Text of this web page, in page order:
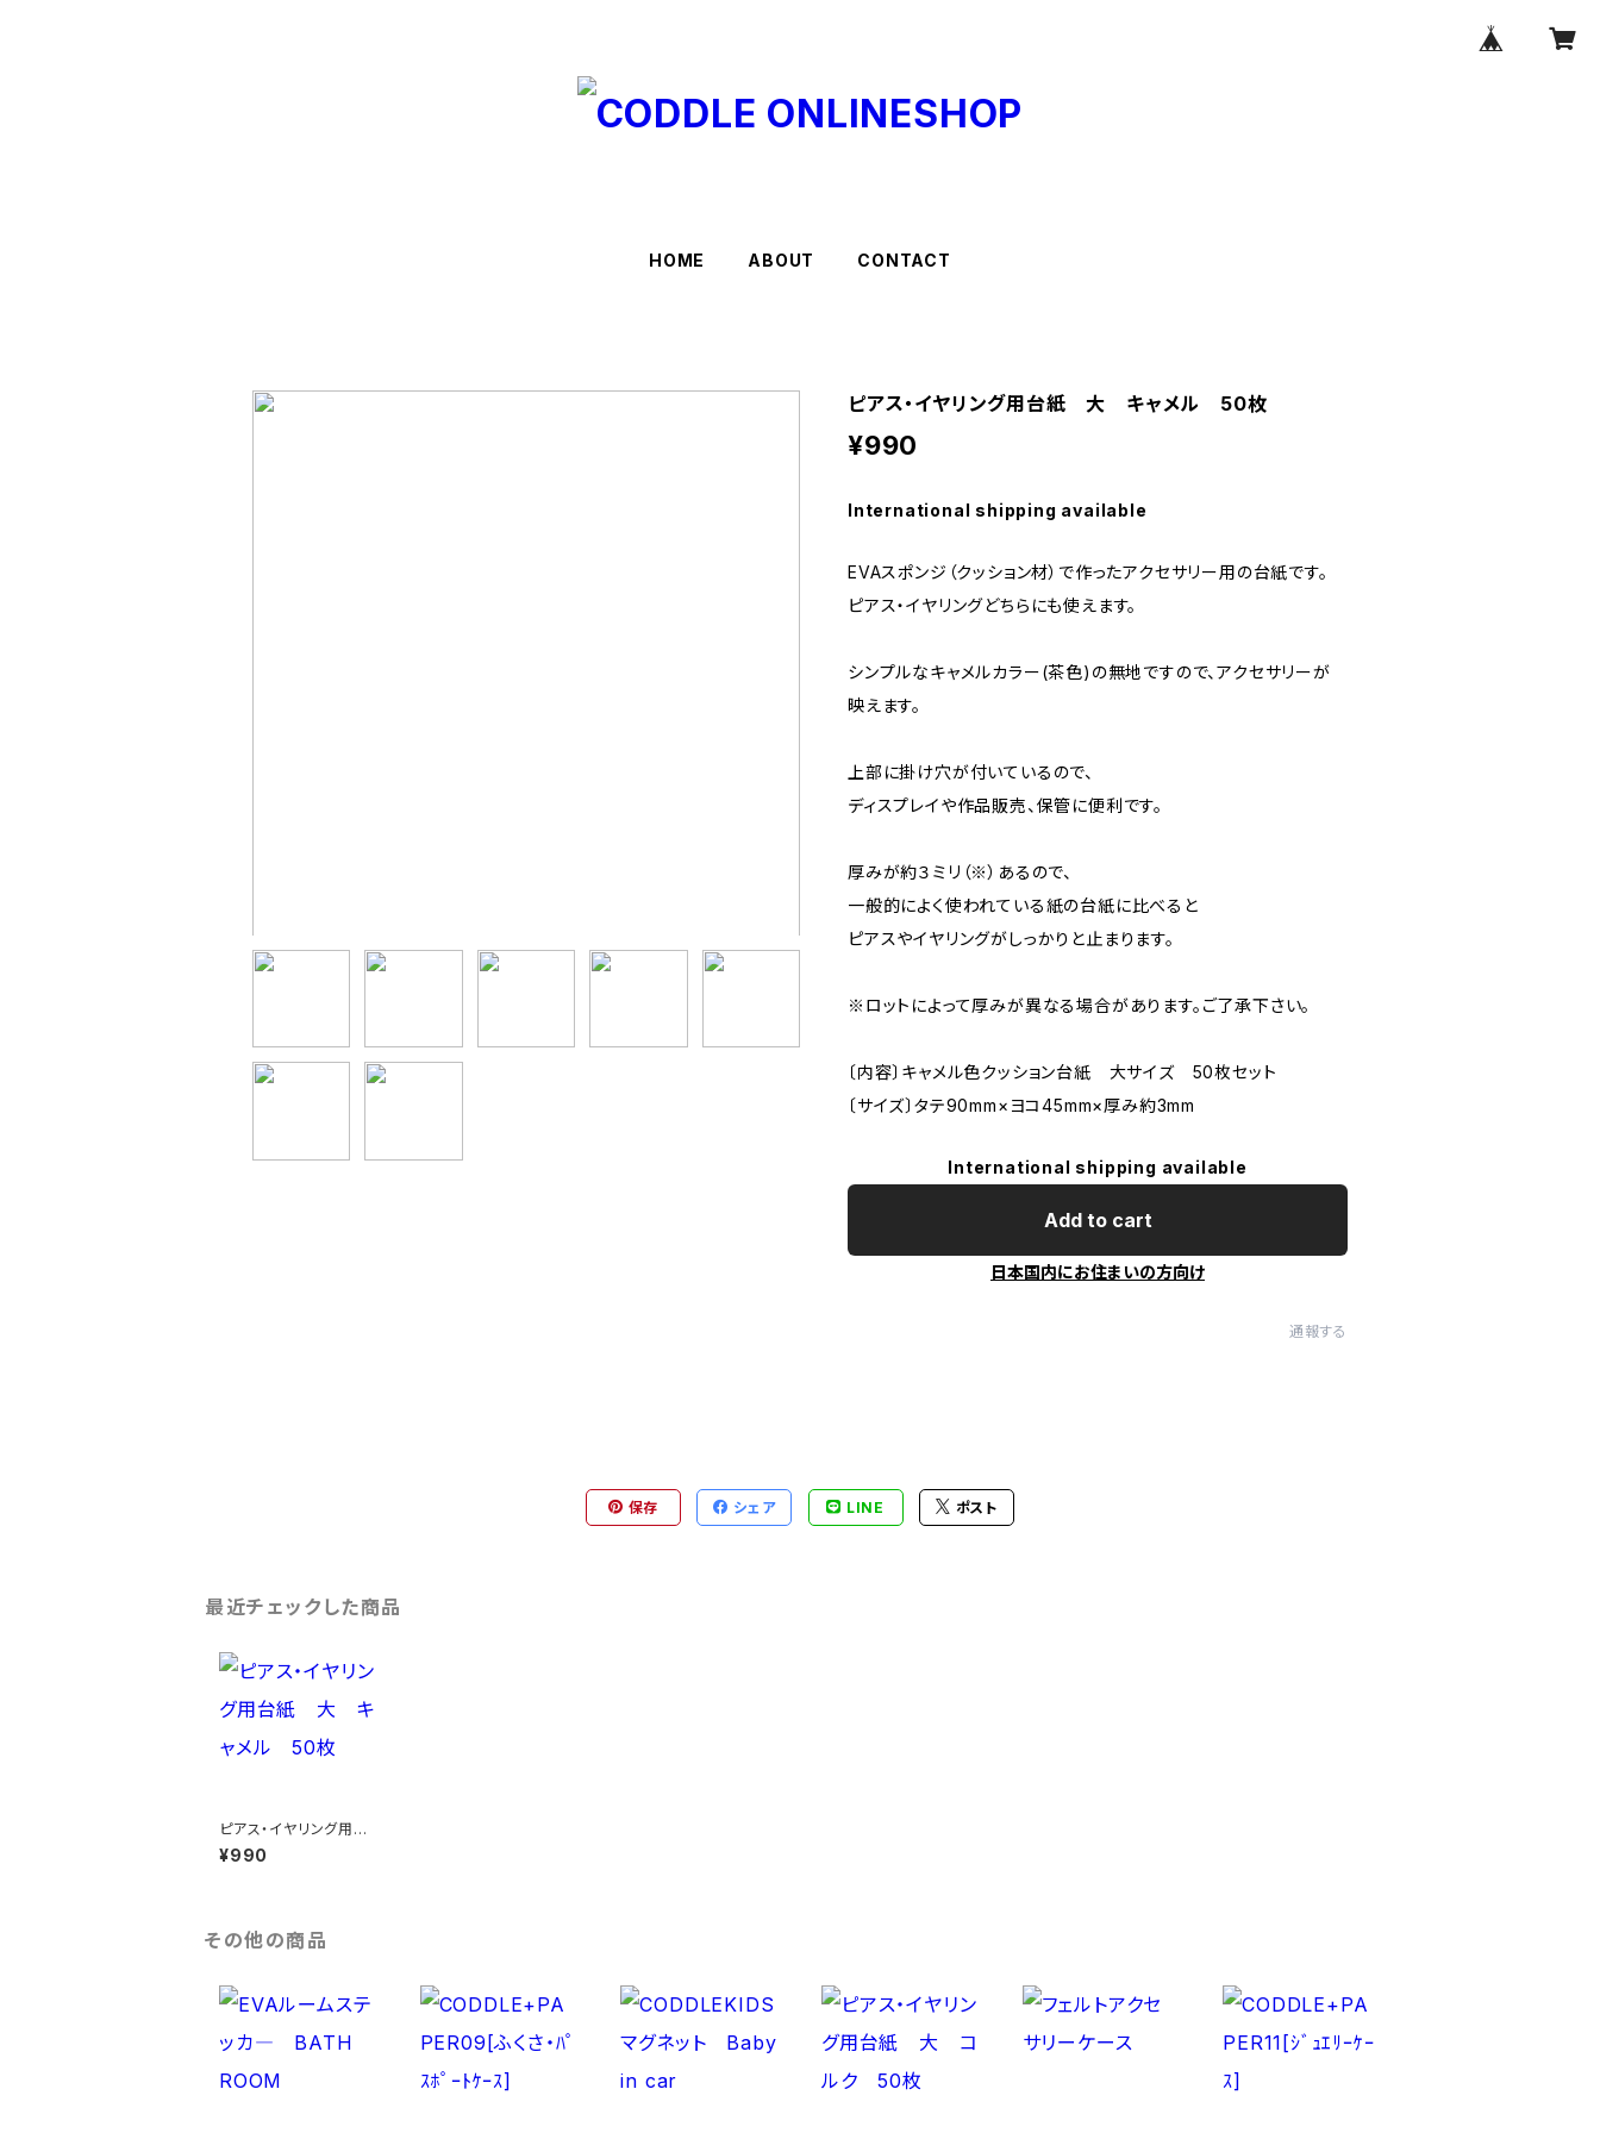
HOME ABOUT CONTACT
ピアス・イヤリング用台紙 大 キャメル 50枚
¥990
International shipping available
EVAスポンジ（クッション材）で作ったアクセサリー用の台紙です。
ピアス・イヤリングどちらにも使えます。
シンプルなキャメルカラー(茶色)の無地ですので、アクセサリーが
映えます。
上部に掛け穴が付いているので、
ディスプレイや作品販売、保管に便利です。
厚みが約３ミリ（※）あるので、
一般的によく使われている紙の台紙に比べると
ピアスやイヤリングがしっかりと止まります。
※ロットによって厚みが異なる場合があります。ご了承下さい。
〔内容〕キャメル色クッション台紙 大サイズ 50枚セット
〔サイズ〕タテ90mm×ヨコ45mm×厚み約3mm
International shipping available
Add to cart
日本国内にお住まいの方向け
通報する
保存 シェア LINE ポスト
最近チェックした商品
ピアス・イヤリング用台
紙 大 キャメル 50
枚
¥990
その他の商品